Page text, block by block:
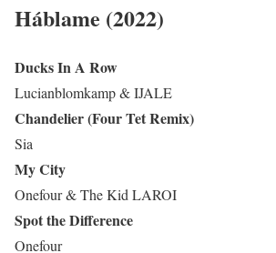
Háblame (2022)
Ducks In A Row
Lucianblomkamp & IJALE
Chandelier (Four Tet Remix)
Sia
My City
Onefour & The Kid LAROI
Spot the Difference
Onefour